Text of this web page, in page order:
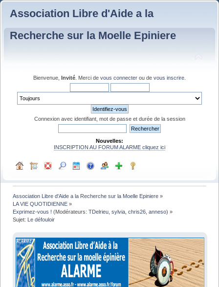
Association Libre d'Aide a la
Recherche sur la Moelle Epiniere
Bienvenue, Invité . Merci de vous connecter ou de vous inscrire
Connexion avec identifiant, mot de passe et durée de la session
Nouvelles:
INSCRIPTION AU FORUM ALARME cliquez ici
Association Libre d'Aide a la Recherche sur la Moelle Epiniere »
LA VIE QUOTIDIENNE »
Exprimez-vous ! (Modérateurs:TDelrieu ,sylvia ,chris26 ,anneso) »
Sujet: Le défouloir